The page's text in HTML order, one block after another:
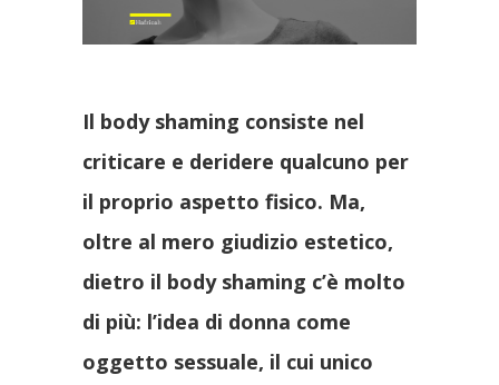
Il body shaming consiste nel
criticare e deridere qualcuno per
il proprio aspetto fisico. Ma,
oltre al mero giudizio estetico,
dietro il body shaming c’è molto
di più: l’idea di donna come
oggetto sessuale, il cui unico